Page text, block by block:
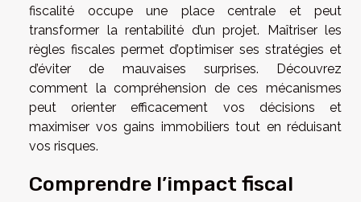
fiscalité occupe une place centrale et peut
transformer la rentabilité d’un projet. Maîtriser les
règles fiscales permet d’optimiser ses stratégies et
d’éviter de mauvaises surprises. Découvrez
comment la compréhension de ces mécanismes
peut orienter efficacement vos décisions et
maximiser vos gains immobiliers tout en réduisant
vos risques.
Comprendre l’impact fiscal